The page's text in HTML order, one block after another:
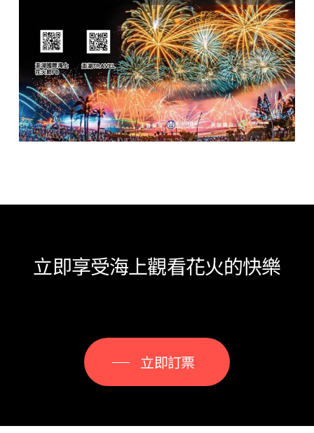
立即享受海上觀看花火的快樂
立即訂票